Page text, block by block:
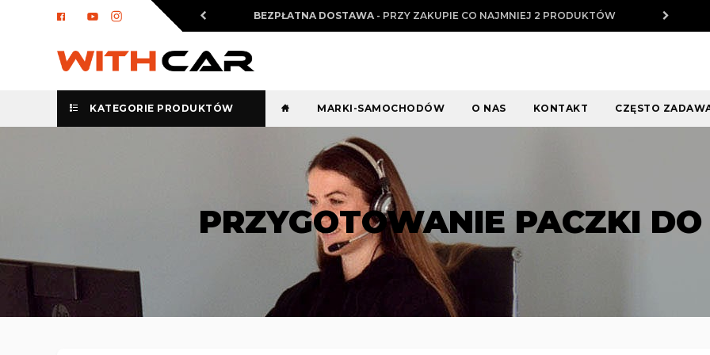
BEZPŁATNA DOSTAWA- PRZY ZAKUPIE CO NAJMNIEJ 2 PRODUKTÓW
KATEGORIE PRODUKTÓW MARKI-SAMOCHODÓW O NAS KONTAKT CZĘSTO
PRZYGOTOWANIE PACZKI